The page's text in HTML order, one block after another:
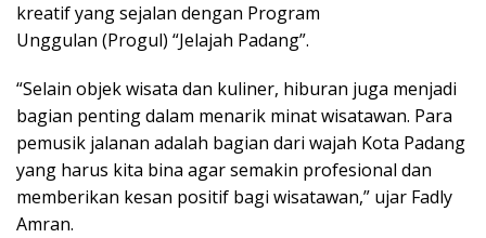
kreatif yang sejalan dengan Program
Unggulan (Progul) “Jelajah Padang”.
“Selain objek wisata dan kuliner, hiburan juga menjadi
bagian penting dalam menarik minat wisatawan. Para
pemusik jalanan adalah bagian dari wajah Kota Padang
yang harus kita bina agar semakin profesional dan
memberikan kesan positif bagi wisatawan,” ujar Fadly
Amran.